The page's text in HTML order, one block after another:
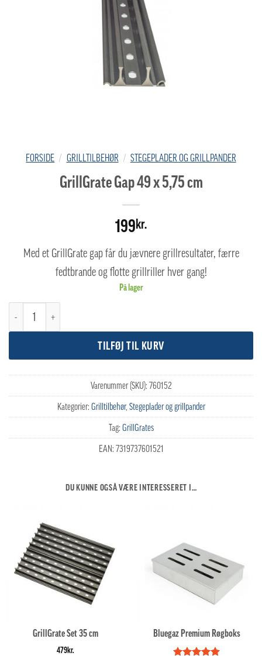
FORSIDE / GRILLTILBEHØR / STEGEPLADER OG GRILLPANDER
GrillGrate Gap 49 x 5,75 cm
199kr.
Med et GrillGrate gap får du jævnere grillresultater, færre
fedtbrande og flotte grillriller hver gang!
På lager
GrillGrate Gap 49 x 5,75 cm antal
TILFØJ TIL KURV
Varenummer (SKU): 760152
Kategorier: Grilltilbehør, Stegeplader og grillpander
Tag: GrillGrates
EAN: 7319737601521
DU KUNNE OGSÅ VÆRE INTERESSERET I…
GrillGrate Set 35 cm
479kr.
Bluegaz Premium Røgboks